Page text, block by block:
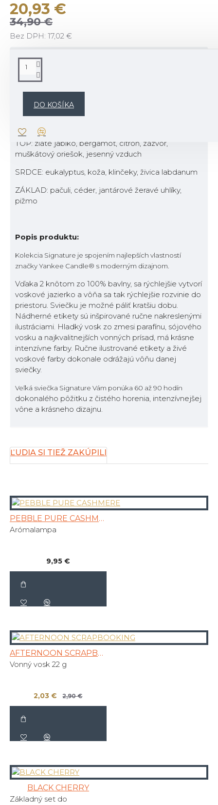
20,93 €
34,90 €
Bez DPH: 17,02 €
DO KOŠÍKA
Strávte popoludnie scrapbookingom pri ohni vo
svojej chate, obklopený tónmi jemnej kože, jablka a
žiarivého jantáru.
TOP: zlaté jablko, bergamot, citrón, zázvor,
muškátový oriešok, jesenný vzduch
SRDCE: eukalyptus, koža, klinčeky, živica labdanum
ZÁKLAD: pačuli, céder, jantárové žeravé uhlíky,
pižmo
Popis produktu:
Kolekcia Signature je spojením najlepších vlastností
značky Yankee Candle® s moderným dizajnom.
Vďaka 2 knôtom zo 100% bavlny, sa rýchlejšie vytvorí
voskové jazierko a vôňa sa tak rýchlejšie rozvinie do
priestoru. Sviečku je možné páliť kratšiu dobu.
Nádherné etikety sú inšpirované ručne nakreslenými
ilustráciami. Hladký vosk zo zmesi parafínu, sójového
vosku a najkvalitnejších vonných prísad, má krásne
intenzívne farby. Ručne ilustrované etikety a živé
voskové farby dokonale odrážajú vôňu danej
sviečky.
Veľká sviečka Signature Vám ponúka 60 až 90 hodín
dokonalého pôžitku z čistého horenia, intenzívnejšej
vône a krásneho dizajnu.
ĽUDIA SI TIEŽ ZAKÚPILI
PEBBLE PURE CASHMERE
Arómalampa
9,95 €
AFTERNOON SCRAPBOOKING
Vonný vosk 22 g
2,03 € 2,90 €
BLACK CHERRY
Základný set do